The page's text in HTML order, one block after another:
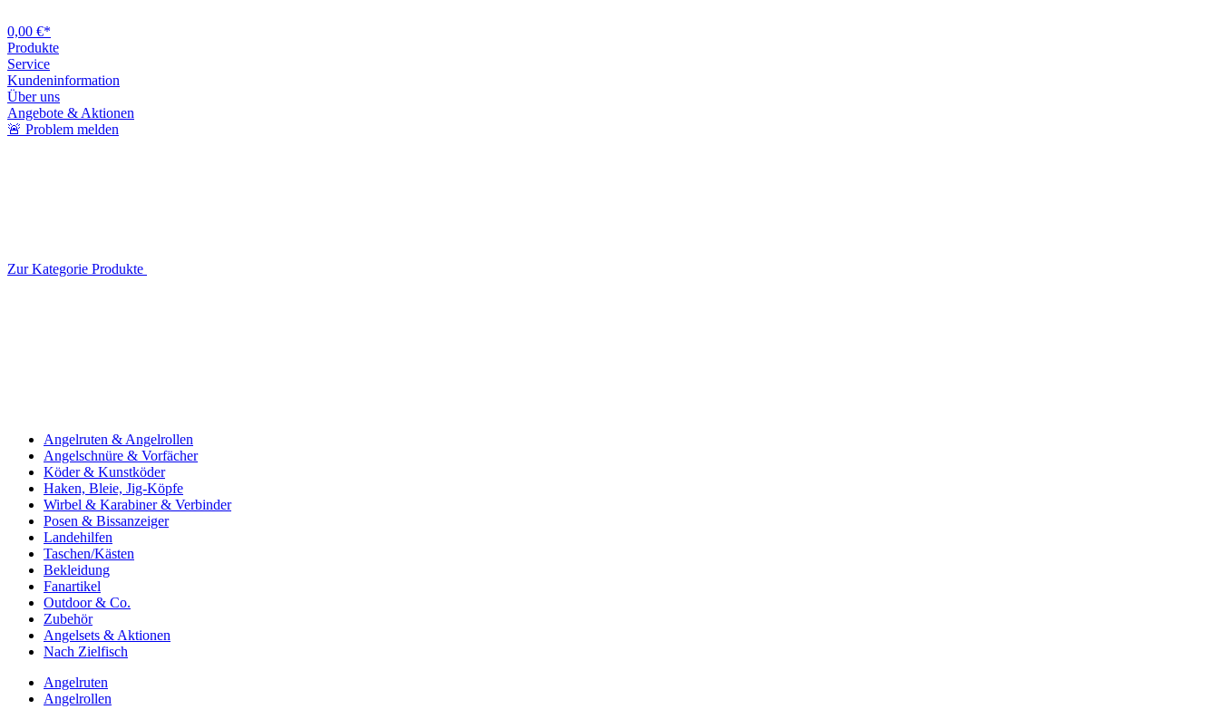
0,00 €*
Produkte
Service
Kundeninformation
Über uns
Angebote & Aktionen
🚨 Problem melden
Zur Kategorie Produkte
Angelruten & Angelrollen
Angelschnüre & Vorfächer
Köder & Kunstköder
Haken, Bleie, Jig-Köpfe
Wirbel & Karabiner & Verbinder
Posen & Bissanzeiger
Landehilfen
Taschen/Kästen
Bekleidung
Fanartikel
Outdoor & Co.
Zubehör
Angelsets & Aktionen
Nach Zielfisch
Angelruten
Angelrollen